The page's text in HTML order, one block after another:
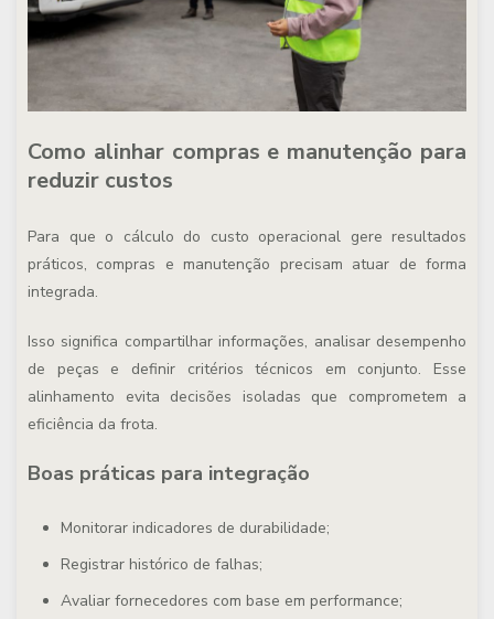
Como alinhar compras e manutenção para
reduzir custos
Para que o cálculo do custo operacional gere resultados
práticos, compras e manutenção precisam atuar de forma
integrada.
Isso significa compartilhar informações, analisar desempenho
de peças e definir critérios técnicos em conjunto. Esse
alinhamento evita decisões isoladas que comprometem a
eficiência da frota.
Boas práticas para integração
Monitorar indicadores de durabilidade;
Registrar histórico de falhas;
Avaliar fornecedores com base em performance;